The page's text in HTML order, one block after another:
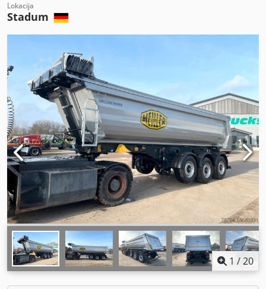
Lokacija
Stadum
1 /20